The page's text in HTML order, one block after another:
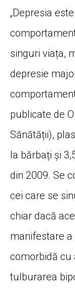
„Depresia
singuri viața,
depresie
publicate de
Sănătății),
la bărbați și
din 2009. Se
cei care se
chiar dacă
manifestare a
comorbidă cu
tulburarea